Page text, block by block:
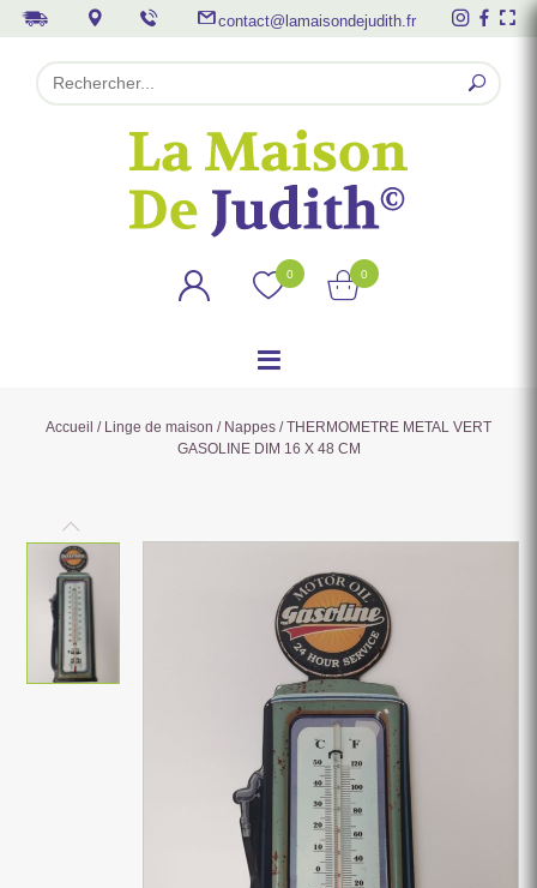
contact@lamaisondejudith.fr
0 0
Accueil / Linge de maison / Nappes / THERMOMETRE METAL VERT
GASOLINE DIM 16 X 48 CM